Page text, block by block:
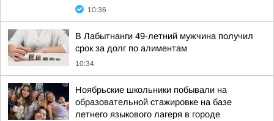
10:36
В Лабытнанги 49-летний мужчина получил
срок за долг по алиментам
10:34
Ноябрьские школьники побывали на
образовательной стажировке на базе
летнего языкового лагеря в городе